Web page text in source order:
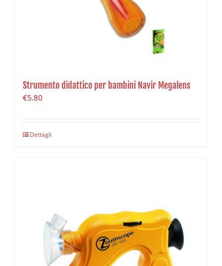
Strumento didattico per bambini Navir Megalens
€5.80
Dettagli